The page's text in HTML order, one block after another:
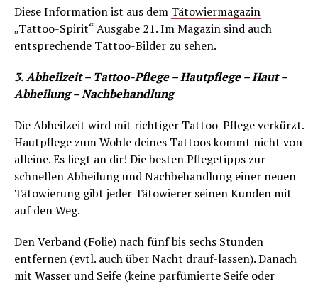
Diese Information ist aus dem Tätowiermagazin
„Tattoo-Spirit“ Ausgabe 21. Im Magazin sind auch
entsprechende Tattoo-Bilder zu sehen.
3. Abheilzeit – Tattoo-Pflege – Hautpflege – Haut –
Abheilung – Nachbehandlung
Die Abheilzeit wird mit richtiger Tattoo-Pflege verkürzt.
Hautpflege zum Wohle deines Tattoos kommt nicht von
alleine. Es liegt an dir! Die besten Pflegetipps zur
schnellen Abheilung und Nachbehandlung einer neuen
Tätowierung gibt jeder Tätowierer seinen Kunden mit
auf den Weg.
Den Verband (Folie) nach fünf bis sechs Stunden
entfernen (evtl. auch über Nacht drauf-lassen). Danach
mit Wasser und Seife (keine parfümierte Seife oder